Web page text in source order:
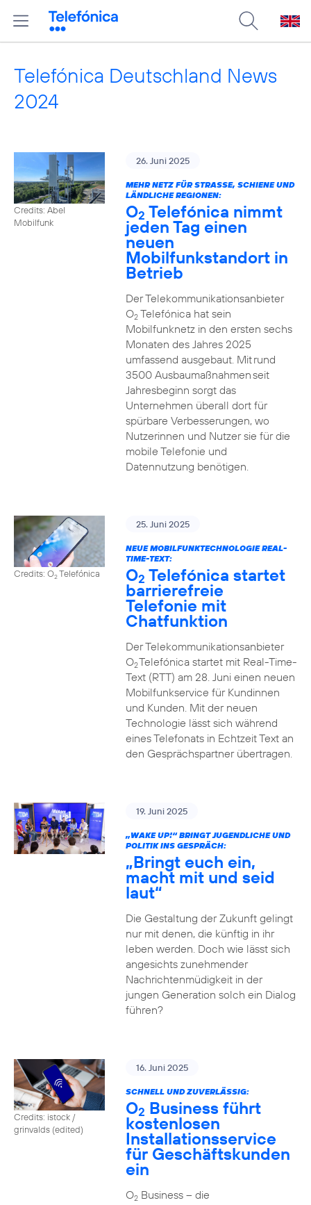
Telefónica Deutschland News
2024
Credits: Abel
Mobilfunk
26. Juni 2025
MEHR NETZ FÜR STRASSE, SCHIENE UND L
ÄNDLICHE REGIONEN:
O2 Telefónica nimmt
jeden Tag einen
neuen
Mobilfunkstandort in
Betrieb
Der Telekommunikationsanbieter
O2Telefónica hat sein
Mobilfunknetz in den ersten sechs
Monaten des Jahres 2025
umfassend ausgebaut. Mit rund
3500 Ausbaumaßnahmen seit
Jahresbeginn sorgt das
Unternehmen überall dort für
spürbare Verbesserungen, wo
Nutzerinnen und Nutzer sie für die
mobile Telefonie und
Datennutzung benötigen.
Credits: O2Telefónica
25. Juni 2025
NEUE MOBILFUNKTECHNOLOGIE REAL-
TIME-TEXT:
O2 Telefónica startet
barrierefreie
Telefonie mit
Chatfunktion
Der Telekommunikationsanbieter
O2Telefónica startet mit Real-Time-
Text (RTT) am 28. Juni einen neuen
Mobilfunkservice für Kundinnen
und Kunden. Mit der neuen
Technologie lässt sich während
eines Telefonats in Echtzeit Text an
den Gesprächspartner übertragen.
19. Juni 2025
„WAKE UP!“ BRINGT JUGENDLICHE UND
POLITIK INS GESPRÄCH:
„Bringt euch ein,
macht mit und seid
laut“
Die Gestaltung der Zukunft gelingt
nur mit denen, die künftig in ihr
leben werden. Doch wie lässt sich
angesichts zunehmender
Nachrichtenmüdigkeit in der
jungen Generation solch ein Dialog
führen?
Credits: istock /
grinvalds (edited)
16. Juni 2025
SCHNELL UND ZUVERLÄSSIG:
O2 Business führt
kostenlosen
Installationsservice
für Geschäftskunden
ein
O2Business – die